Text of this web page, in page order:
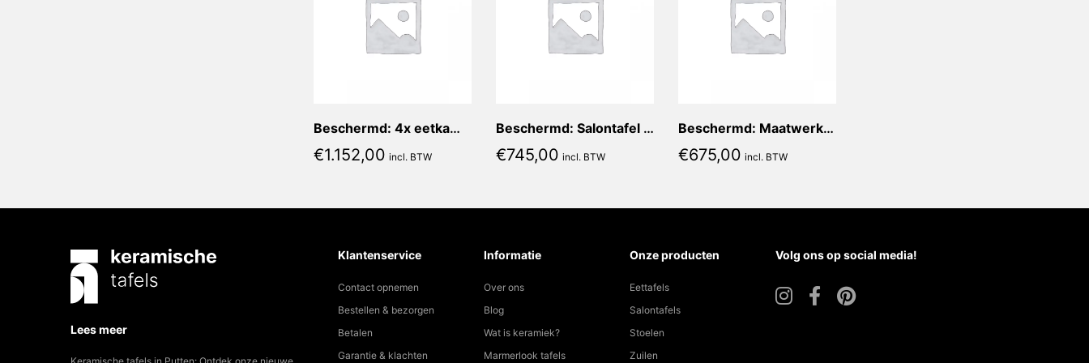
Beschermd: 4x eetkamerstoel Nora Walnoot + 4x Zitkussen Nora Mokka
€1.152,00 incl. BTW
Beschermd: Salontafel set – Onderstel: Celia | Vorm: Rond | Afmeting: 80×80 + 60×60 | Blad: Tuono (grote tafel diameter 80) + Lava Nero (kleine tafel diameter 60)
€745,00 incl. BTW
Beschermd: Maatwerk strook keramische plaat – Kleur: Oro Bianco Mat | Afmetingen: 180x20cm | Dikte: 12mm | 3 zijden afgewerkt: 1 lange en 2 korte zijden | Incl. bezorging te Numansdorp
€675,00 incl. BTW
Lees meer
Klantenservice
Contact opnemen
Bestellen & bezorgen
Betalen
Garantie & klachten
Informatie
Over ons
Blog
Wat is keramiek?
Marmerlook tafels
Onze producten
Eettafels
Salontafels
Stoelen
Zuilen
Volg ons op social media!